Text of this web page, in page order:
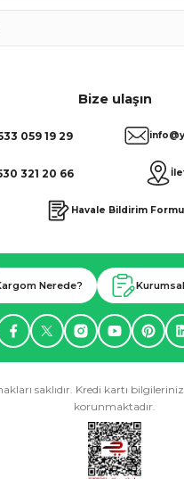
Bize ulaşın
059 19 29
321 20 66
Havale Bildirim Formu
Nerede?
saklıdır. Kredi kartı
korunmaktadır.